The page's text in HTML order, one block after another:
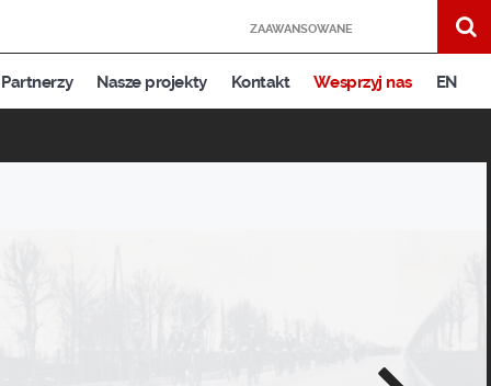
ZAAWANSOWANE
Partnerzy Nasze projekty Kontakt Wesprzyj nas EN
Następne